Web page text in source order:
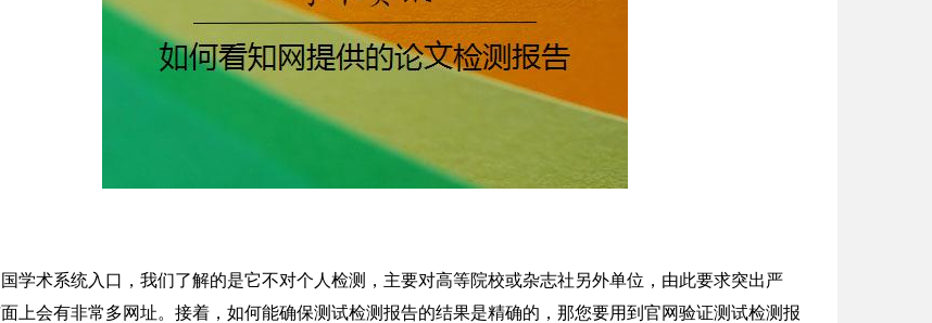
学术系统入口，我们了解的是它不对个人检测，主要对高等院校或杂志社另外单位，由此要求突出严
上会有非常多网址。接着，如何能确保测试检测报告的结果是精确的，那您要用到官网验证测试检测报